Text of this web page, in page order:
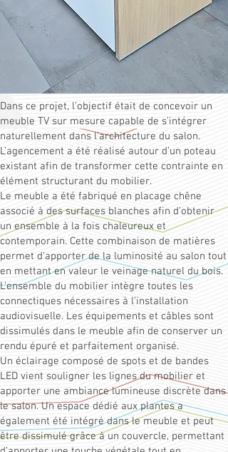
Dans ce projet, l’objectif était de concevoir un
meuble TV sur mesure capable de s’intégrer
naturellement dans l’architecture du salon.
L’agencement a été réalisé autour d’un poteau
existant afin de transformer cette contrainte en
élément structurant du mobilier.
Le meuble a été fabriqué en placage chêne
associé à des surfaces blanches afin d’obtenir
un ensemble à la fois chaleureux et
contemporain. Cette combinaison de matières
permet d’apporter de la luminosité au salon tout
en mettant en valeur le veinage naturel du bois.
L’ensemble du mobilier intègre toutes les
connectiques nécessaires à l’installation
audiovisuelle. Les équipements et câbles sont
dissimulés dans le meuble afin de conserver un
rendu épuré et parfaitement organisé.
Un éclairage composé de spots et de bandes
LED vient souligner les lignes du mobilier et
apporter une ambiance lumineuse discrète dans
le salon. Un espace dédié aux plantes a
également été intégré dans le meuble et peut
être dissimulé grâce à un couvercle, permettant